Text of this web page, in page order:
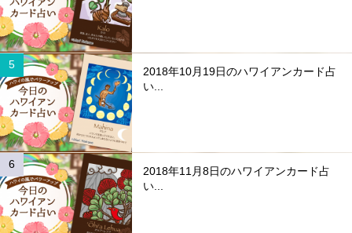
2018年10月19日のハワイアンカード占
い...
2018年11月8日のハワイアンカード占
い...